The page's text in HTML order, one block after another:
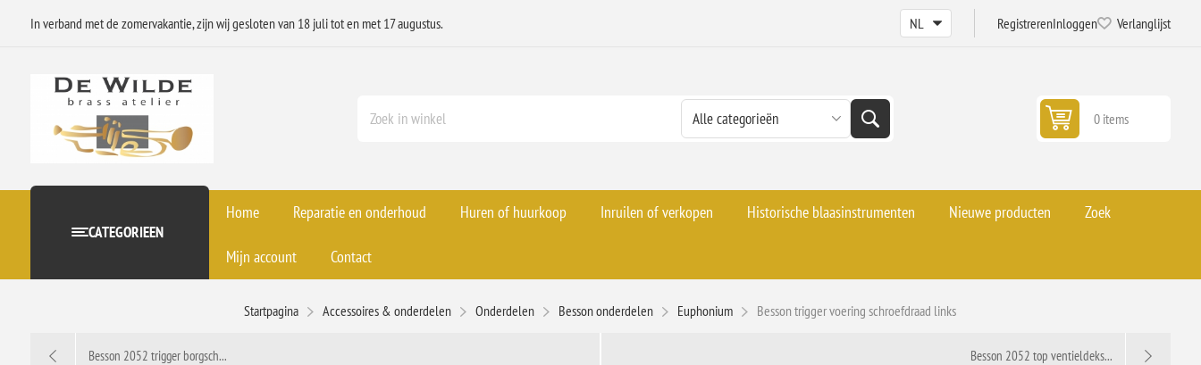
In verband met de zomervakantie, zijn wij gesloten van 18 juli tot en met 17 augustus. RegistrerenInloggen Verlanglijst
0 items
CATEGORIEEN
Home Reparatie en onderhoud Huren of huurkoop Inruilen of verkopen Historische blaasinstrumenten Nieuwe producten Zoek
Mijn account Contact
Startpagina Accessoires & onderdelen Onderdelen Besson onderdelen Euphonium Besson trigger voering schroefdraad links
Besson 2052 trigger borgsch... Besson 2052 top ventieldeks...